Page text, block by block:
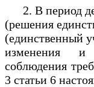
2. В период
(решения
(единственный
изменения
соблюдения
3 статьи 6